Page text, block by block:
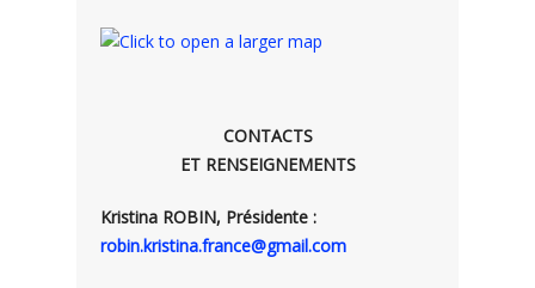
CONTACTS
ET RENSEIGNEMENTS
Kristina ROBIN, Présidente :
robin.kristina.france@gmail.com